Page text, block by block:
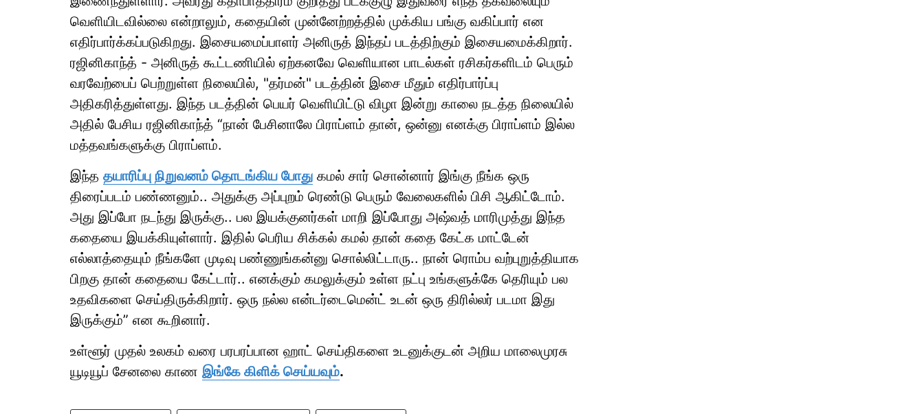
வெளியிடவில்லை என்றாலும், கதையின் முன்னேற்றத்தில் முக்கிய பங்கு வகிப்பார் என
எதிர்பார்க்கப்படுகிறது. இசையமைப்பாளர் அனிருத் இந்தப் படத்திற்கும் இசையமைக்கிறார்.
ரஜினிகாந்த் - அனிருத் கூட்டணியில் ஏற்கனவே வெளியான பாடல்கள் ரசிகர்களிடம் பெரும்
வரவேற்பைப் பெற்றுள்ள நிலையில், "தர்மன்" படத்தின் இசை மீதும் எதிர்பார்ப்பு
அதிகரித்துள்ளது. இந்த படத்தின் பெயர் வெளியிட்டு விழா இன்று காலை நடத்த நிலையில்
அதில் பேசிய ரஜினிகாந்த் “நான் பேசினாலே பிராப்ளம் தான், ஒன்னு எனக்கு பிராப்ளம் இல்ல
மத்தவங்களுக்கு பிராப்ளம்.
இந்த தயாரிப்பு நிறுவனம் தொடங்கிய போது கமல் சார் சொன்னார் இங்கு நீங்க ஒரு
திரைப்படம் பண்ணனும்.. அதுக்கு அப்புறம் ரெண்டு பெரும் வேலைகளில் பிசி ஆகிட்டோம்.
அது இப்போ நடந்து இருக்கு.. பல இயக்குனர்கள் மாறி இப்போது அஷ்வத் மாரிமுத்து இந்த
கதையை இயக்கியுள்ளார். இதில் பெரிய சிக்கல் கமல் தான் கதை கேட்க மாட்டேன்
எல்லாத்தையும் நீங்களே முடிவு பண்ணுங்கன்னு சொல்லிட்டாரு.. நான் ரொம்ப வற்புறுத்தியாக
பிறகு தான் கதையை கேட்டார்.. எனக்கும் கமலுக்கும் உள்ள நட்பு உங்களுக்கே தெரியும் பல
உதவிகளை செய்திருக்கிறார். ஒரு நல்ல என்டர்டைமென்ட் உடன் ஒரு திரில்லர் படமா இது
இருக்கும்” என கூறினார்.
உள்ளூர் முதல் உலகம் வரை பரபரப்பான ஹாட் செய்திகளை உடனுக்குடன் அறிய மாலைமுரசு
யூடியூப் சேனலை காண இங்கே கிளிக் செய்யவும்.